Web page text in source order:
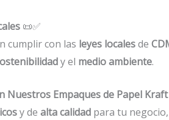
📜✅
cumplir con las leyes localesde
y el medio ambiente.
Nuestros Empaques de Papel
y de alta calidad para tu negocio,